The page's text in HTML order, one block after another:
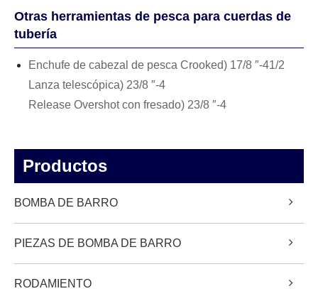
Otras herramientas de pesca para cuerdas de
tubería
Enchufe de cabezal de pesca Crooked) 17/8 ″-41/2
Lanza telescópica) 23/8 ″-4
Release Overshot con fresado) 23/8 ″-4
Productos
BOMBA DE BARRO
PIEZAS DE BOMBA DE BARRO
RODAMIENTO